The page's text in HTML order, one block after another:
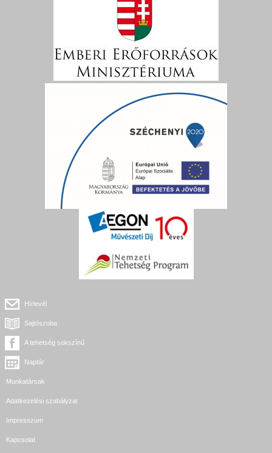
Hírlevél
Sajtószoba
A tehetség sokszínű
Naptár
Munkatársak
Adatkezelési szabályzat
Impresszum
Kapcsolat